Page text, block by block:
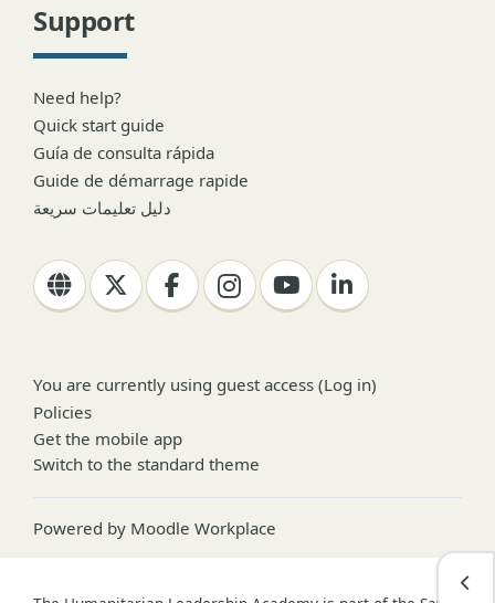
Support
Need help?
Quick start guide
Guía de consulta rápida
Guide de démarrage rapide
دليل تعليمات سريعة
You are currently using guest access (Log in)
Policies
Get the mobile app
Switch to the standard theme
Powered by Moodle Workplace